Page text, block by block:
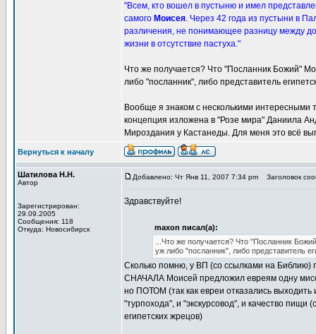
"Всем, кто вошел в пустыню и имел
самого Моисея. Через 42 года из пустыни в
различения, не понимающее разницу между
жизни в отсутствие пастуха."
Что же получается? Что "Посланник Божий"
либо "посланник", либо представитель
Вообще я знаком с несколькими
концепция изложена в "Розе мира" Даниила
Мироздания у Кастанеды. Для меня это всё
Вернуться к началу
Шатилова Н.Н.
Автор
Зарегистрирован:
29.09.2005
Сообщения: 118
Откуда: Новосибирск
Добавлено: Чт Янв 11, 2007 7:34 pm Заголовок
Здравствуйте!
maxon писал(а):
...Что же получается? Что "Посланник
уж либо "посланник", либо представитель
Сколько помню, у ВП (со ссылками на Библию)
СНАЧАЛА Моисей предложил евреям одну
но ПОТОМ (так как евреи отказались
"турпохода", и "экскурсовод", и качество
египетских жрецов)